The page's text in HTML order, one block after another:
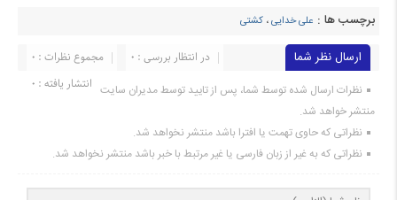
برچسب ها : علی خدایی، کشتی
ارسال نظر شما مجموع نظرات : 0
در انتظار بررسی : 0
انتشار یافته : ۰ نظرات ارسال شده توسط شما، پس از تایید توسط مدیران سایت
منتشر خواهد شد.
نظراتی که حاوی تهمت یا افترا باشد منتشر نخواهد شد.
نظراتی که به غیر از زبان فارسی یا غیر مرتبط با خبر باشد منتشر نخواهد شد.